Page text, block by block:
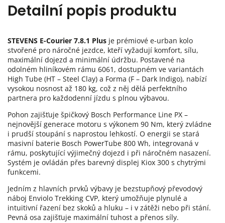
Detailní popis produktu
STEVENS E-Courier 7.8.1 Plus je prémiové e-urban kolo
stvořené pro náročné jezdce, kteří vyžadují komfort, sílu,
maximální dojezd a minimální údržbu. Postavené na
odolném hliníkovém rámu 6061, dostupném ve variantách
High Tube (HT – Steel Clay) a Forma (F – Dark Indigo), nabízí
vysokou nosnost až 180 kg, což z něj dělá perfektního
partnera pro každodenní jízdu s plnou výbavou.
Pohon zajišťuje špičkový Bosch Performance Line PX –
nejnovější generace motoru s výkonem 90 Nm, který zvládne
i prudší stoupání s naprostou lehkostí. O energii se stará
masivní baterie Bosch PowerTube 800 Wh, integrovaná v
rámu, poskytující výjimečný dojezd i při náročném nasazení.
Systém je ovládán přes barevný displej Kiox 300 s chytrými
funkcemi.
Jedním z hlavních prvků výbavy je bezstupňový převodový
náboj Enviolo Trekking CVP, který umožňuje plynulé a
intuitivní řazení bez skoků a hluku – i v zátěži nebo při stání.
Pevná osa zajišťuje maximální tuhost a přenos síly.